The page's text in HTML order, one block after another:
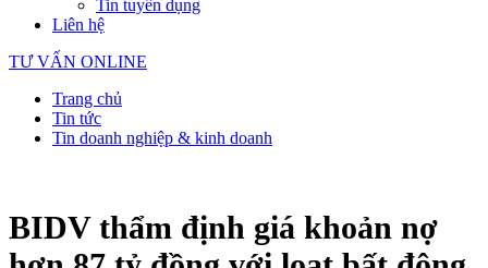
Tin tuyển dụng
Liên hệ
TƯ VẤN ONLINE
Trang chủ
Tin tức
Tin doanh nghiệp & kinh doanh
BIDV thẩm định giá khoản nợ